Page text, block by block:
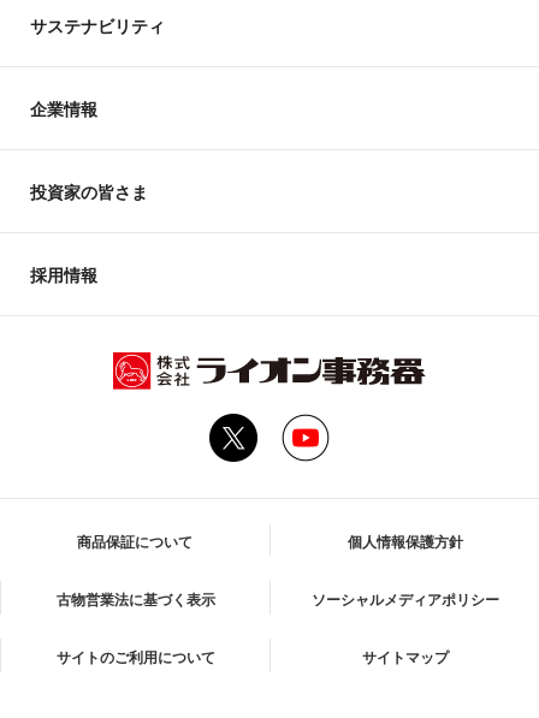
サステナビリティ
企業情報
投資家の皆さま
採用情報
商品保証について 個人情報保護方針
古物営業法に基づく表示 ソーシャルメディアポリシー
サイトのご利用について サイトマップ